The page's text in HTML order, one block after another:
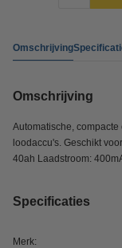
Omschrijving
Omschrijving
Automatische,
loodaccu's. Geschikt
40ah Laadstroom:
Specificaties
Merk: